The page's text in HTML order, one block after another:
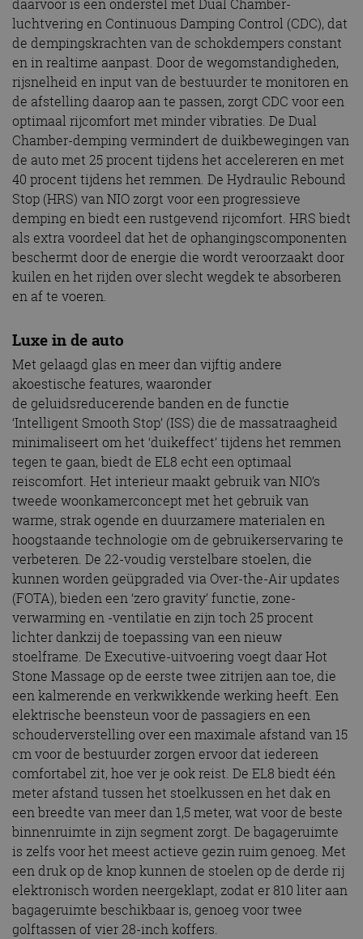
daarvoor is een onderstel met Dual Chamber-
luchtvering en Continuous Damping Control (CDC), dat
de dempingskrachten van de schokdempers constant
en in realtime aanpast. Door de wegomstandigheden,
rijsnelheid en input van de bestuurder te monitoren en
de afstelling daarop aan te passen, zorgt CDC voor een
optimaal rijcomfort met minder vibraties. De Dual
Chamber-demping vermindert de duikbewegingen van
de auto met 25 procent tijdens het accelereren en met
40 procent tijdens het remmen. De Hydraulic Rebound
Stop (HRS) van NIO zorgt voor een progressieve
demping en biedt een rustgevend rijcomfort. HRS biedt
als extra voordeel dat het de ophangingscomponenten
beschermt door de energie die wordt veroorzaakt door
kuilen en het rijden over slecht wegdek te absorberen
en af te voeren.
Luxe in de auto
Met gelaagd glas en meer dan vijftig andere
akoestische features, waaronder
de geluidsreducerende banden en de functie
‘Intelligent Smooth Stop’ (ISS) die de massatraagheid
minimaliseert om het ‘duikeffect’ tijdens het remmen
tegen te gaan, biedt de EL8 echt een optimaal
reiscomfort. Het interieur maakt gebruik van NIO’s
tweede woonkamerconcept met het gebruik van
warme, strak ogende en duurzamere materialen en
hoogstaande technologie om de gebruikerservaring te
verbeteren. De 22-voudig verstelbare stoelen, die
kunnen worden geüpgraded via Over-the-Air updates
(FOTA), bieden een ‘zero gravity’ functie, zone-
verwarming en -ventilatie en zijn toch 25 procent
lichter dankzij de toepassing van een nieuw
stoelframe. De Executive-uitvoering voegt daar Hot
Stone Massage op de eerste twee zitrijen aan toe, die
een kalmerende en verkwikkende werking heeft. Een
elektrische beensteun voor de passagiers en een
schouderverstelling over een maximale afstand van 15
cm voor de bestuurder zorgen ervoor dat iedereen
comfortabel zit, hoe ver je ook reist. De EL8 biedt één
meter afstand tussen het stoelkussen en het dak en
een breedte van meer dan 1,5 meter, wat voor de beste
binnenruimte in zijn segment zorgt. De bagageruimte
is zelfs voor het meest actieve gezin ruim genoeg. Met
een druk op de knop kunnen de stoelen op de derde rij
elektronisch worden neergeklapt, zodat er 810 liter aan
bagageruimte beschikbaar is, genoeg voor twee
golftassen of vier 28-inch koffers.